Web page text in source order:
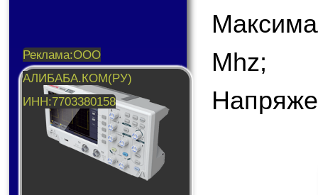
Mhz;